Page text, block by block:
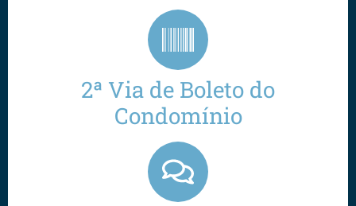
2ª Via de Boleto do
Condomínio